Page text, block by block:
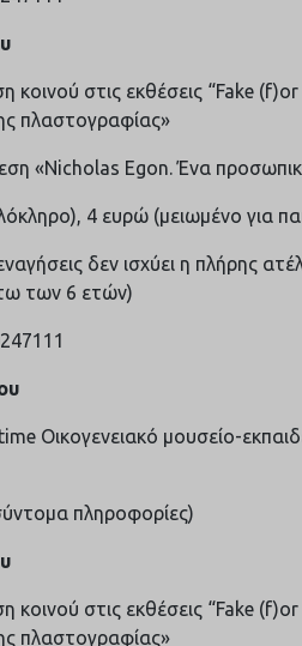
κοινού στις εκθέσεις “Fake
πλαστογραφίας»
«Nicholas Egon. Ένα
4 ευρώ (μειωμένο για
δεν ισχύει η πλήρης
των 6 ετών)
Οικογενειακό μουσείο-
πληροφορίες)
κοινού στις εκθέσεις “Fake
πλαστογραφίας»